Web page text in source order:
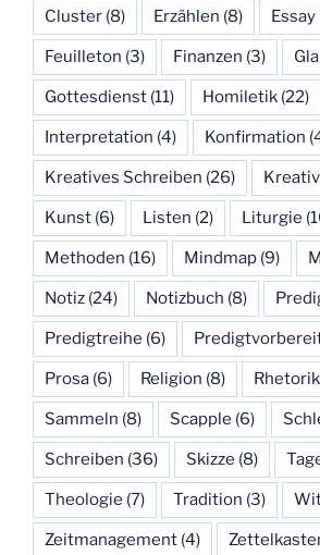
Cluster (8) Erzählen (8) Essay
Feuilleton (3) Finanzen (3)
Gottesdienst (11) Homiletik (22)
Interpretation (4) Konfirmation
Kreatives Schreiben (26)
Kunst (6) Listen (2) Liturgie
Methoden (16) Mindmap (9)
Notiz (24) Notizbuch (8)
Predigtreihe (6)
Prosa (6) Religion (8) Rhetorik
Sammeln (8) Scapple (6)
Schreiben (36) Skizze (8)
Theologie (7) Tradition (3)
Zeitmanagement (4)